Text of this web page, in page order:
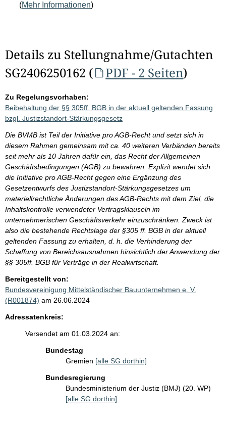
(Mehr Informationen)
Details zu Stellungnahme/Gutachten
SG2406250162 (
PDF - 2 Seiten)
Zu Regelungsvorhaben:
Beibehaltung der §§ 305ff. BGB in der aktuell geltenden Fassung
bzgl. Justizstandort-Stärkungsgesetz
Die BVMB ist Teil der Initiative pro AGB-Recht und setzt sich in
diesem Rahmen gemeinsam mit ca. 40 weiteren Verbänden bereits
seit mehr als 10 Jahren dafür ein, das Recht der Allgemeinen
Geschäftsbedingungen (AGB) zu bewahren. Explizit wendet sich
die Initiative pro AGB-Recht gegen eine Ergänzung des
Gesetzentwurfs des Justizstandort-Stärkungsgesetzes um
materiellrechtliche Änderungen des AGB-Rechts mit dem Ziel, die
Inhaltskontrolle verwendeter Vertragsklauseln im
unternehmerischen Geschäftsverkehr einzuschränken. Zweck ist
also die bestehende Rechtslage der §305 ff. BGB in der aktuell
geltenden Fassung zu erhalten, d. h. die Verhinderung der
Schaffung von Bereichsausnahmen hinsichtlich der Anwendung der
§§ 305ff. BGB für Verträge in der Realwirtschaft.
Bereitgestellt von:
Bundesvereinigung Mittelständischer Bauunternehmen e. V.
(R001874) am 26.06.2024
Adressatenkreis:
Versendet am 01.03.2024 an:
Bundestag
Gremien [alle SG dorthin]
Bundesregierung
Bundesministerium der Justiz (BMJ) (20. WP)
[alle SG dorthin]